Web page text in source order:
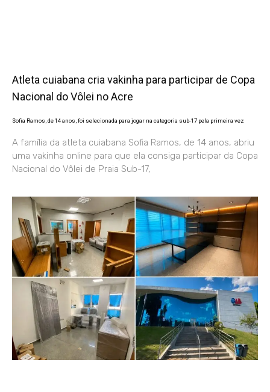
Atleta cuiabana cria vakinha para participar de Copa
Nacional do Vôlei no Acre
Sofia Ramos, de 14 anos, foi selecionada para jogar na categoria sub-17 pela primeira vez
A família da atleta cuiabana Sofia Ramos, de 14 anos, abriu
uma vakinha online para que ela consiga participar da Copa
Nacional do Vôlei de Praia Sub-17,